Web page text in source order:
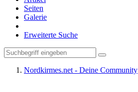
Seiten
Galerie
Erweiterte Suche
Nordkirmes.net - Deine Community